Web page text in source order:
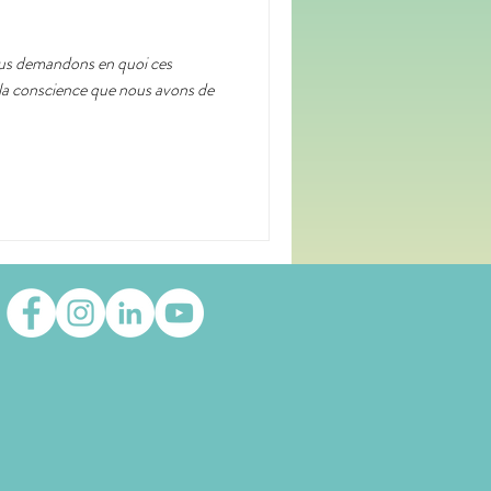
portrait
demandons en quoi ces
que nous avons de